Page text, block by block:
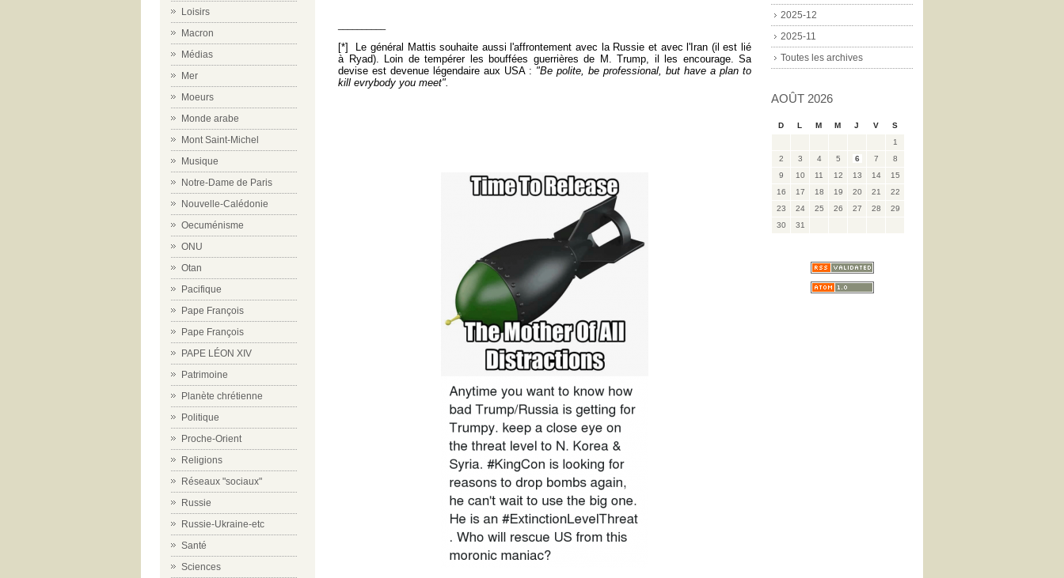
Loisirs
Macron
Médias
Mer
Moeurs
Monde arabe
Mont Saint-Michel
Musique
Notre-Dame de Paris
Nouvelle-Calédonie
Oecuménisme
ONU
Otan
Pacifique
Pape François
Pape François
PAPE LÉON XIV
Patrimoine
Planète chrétienne
Politique
Proche-Orient
Religions
Réseaux "sociaux"
Russie
Russie-Ukraine-etc
Santé
Sciences
2025-12
2025-11
Toutes les archives
AOÛT 2026
D L M M J V
S
1
2
3 4 5 6 7
8
9
10 11 12 13 14
15
16
17 18 19 20 21
22
23
24 25 26 27 28
29
30
31
[*] Le général Mattis souhaite aussi l'affrontement avec la Russie et avec l'Iran (il est lié
à Ryad). Loin de tempérer les bouffées guerrières de M. Trump, il les encourage. Sa
devise est devenue légendaire aux USA : "Be polite, be professional, but have a plan to
kill evrybody you meet".